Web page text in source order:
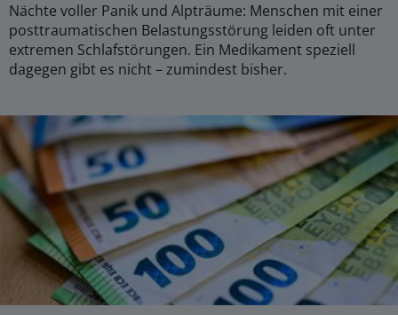
Nächte voller Panik und Alpträume: Menschen mit einer
posttraumatischen Belastungsstörung leiden oft unter
extremen Schlafstörungen. Ein Medikament speziell
dagegen gibt es nicht – zumindest bisher.